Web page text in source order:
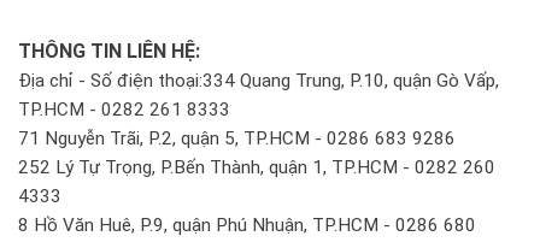
THÔNG TIN LIÊN HỆ:
Địa chỉ - Số điện thoại:334 Quang Trung, P.10, quận Gò Vấp,
TP.HCM - 0282 261 8333
71 Nguyễn Trãi, P.2, quận 5, TP.HCM - 0286 683 9286
252 Lý Tự Trọng, P.Bến Thành, quận 1, TP.HCM - 0282 260
4333
8 Hồ Văn Huê, P.9, quận Phú Nhuận, TP.HCM - 0286 680